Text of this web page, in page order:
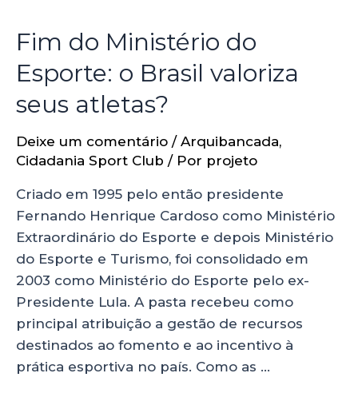
Fim do Ministério do
Esporte: o Brasil valoriza
seus atletas?
Deixe um comentário / Arquibancada,
Cidadania Sport Club / Por projeto
Criado em 1995 pelo então presidente
Fernando Henrique Cardoso como Ministério
Extraordinário do Esporte e depois Ministério
do Esporte e Turismo, foi consolidado em
2003 como Ministério do Esporte pelo ex-
Presidente Lula. A pasta recebeu como
principal atribuição a gestão de recursos
destinados ao fomento e ao incentivo à
prática esportiva no país. Como as …